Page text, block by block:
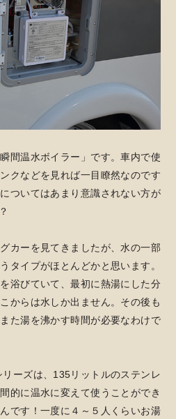
間温水ボイラー」です。車内で使
クなどを見れば一目瞭然なのです
ついてはあまり意識されない方が
カーを見てきましたが、水の一部
タイプがほとんどかと思います。
浴びていて、最初に熱湯にした分
からは水しか出ません。その後も
た湯を沸かす時間が必要なわけで
ーズは、135リットルのステンレ
的に温水に変えて使うことができ
です！一度に４～５人くらいお湯